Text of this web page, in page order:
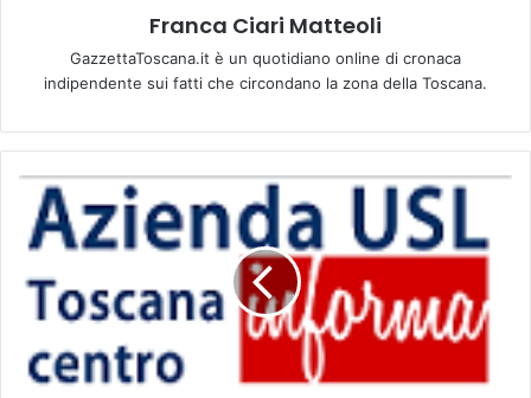
Franca Ciari Matteoli
GazzettaToscana.it è un quotidiano online di cronaca
indipendente sui fatti che circondano la zona della Toscana.
u